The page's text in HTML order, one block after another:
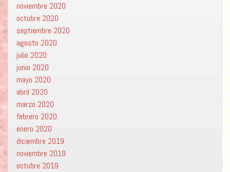
noviembre 2020
octubre 2020
septiembre 2020
agosto 2020
julio 2020
junio 2020
mayo 2020
abril 2020
marzo 2020
febrero 2020
enero 2020
diciembre 2019
noviembre 2019
octubre 2019